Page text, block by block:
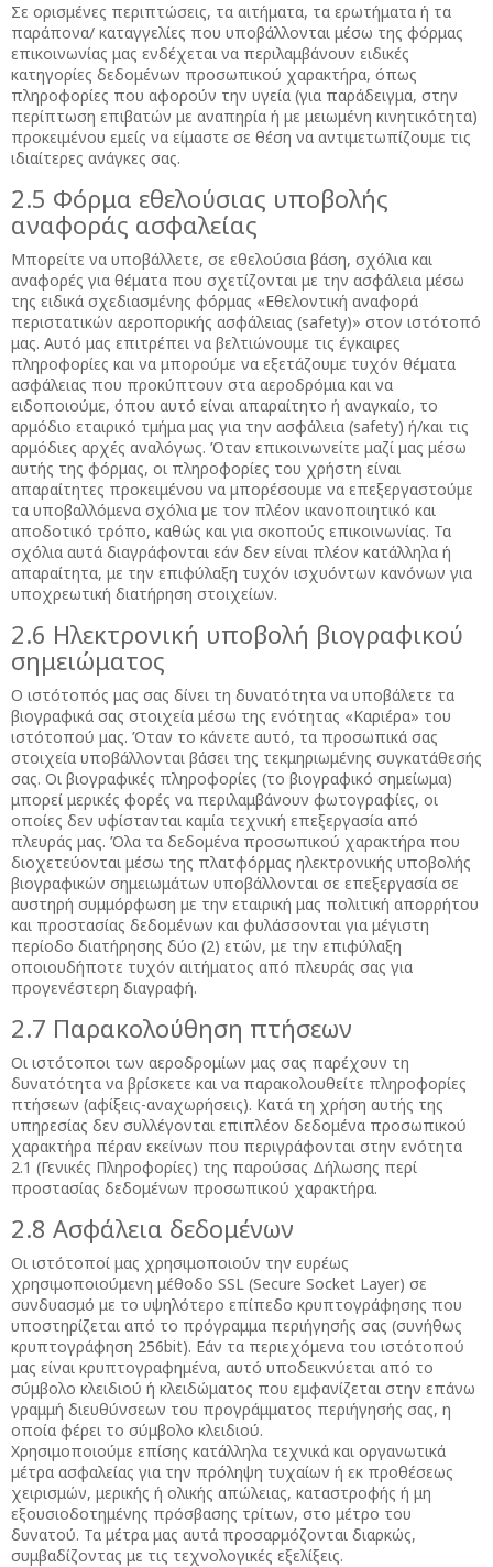
Σε ορισμένες περιπτώσεις, τα αιτήματα, τα ερωτήματα ή τα
παράπονα/ καταγγελίες που υποβάλλονται μέσω της φόρμας
επικοινωνίας μας ενδέχεται να περιλαμβάνουν ειδικές
κατηγορίες δεδομένων προσωπικού χαρακτήρα, όπως
πληροφορίες που αφορούν την υγεία (για παράδειγμα, στην
περίπτωση επιβατών με αναπηρία ή με μειωμένη κινητικότητα)
προκειμένου εμείς να είμαστε σε θέση να αντιμετωπίζουμε τις
ιδιαίτερες ανάγκες σας.
2.5 Φόρμα εθελούσιας υποβολής
αναφοράς ασφαλείας
Μπορείτε να υποβάλλετε, σε εθελούσια βάση, σχόλια και
αναφορές για θέματα που σχετίζονται με την ασφάλεια μέσω
της ειδικά σχεδιασμένης φόρμας «Εθελοντική αναφορά
περιστατικών αεροπορικής ασφάλειας (safety)» στον ιστότοπό
μας. Αυτό μας επιτρέπει να βελτιώνουμε τις έγκαιρες
πληροφορίες και να μπορούμε να εξετάζουμε τυχόν θέματα
ασφάλειας που προκύπτουν στα αεροδρόμια και να
ειδοποιούμε, όπου αυτό είναι απαραίτητο ή αναγκαίο, το
αρμόδιο εταιρικό τμήμα μας για την ασφάλεια (safety) ή/και τις
αρμόδιες αρχές αναλόγως. Όταν επικοινωνείτε μαζί μας μέσω
αυτής της φόρμας, οι πληροφορίες του χρήστη είναι
απαραίτητες προκειμένου να μπορέσουμε να επεξεργαστούμε
τα υποβαλλόμενα σχόλια με τον πλέον ικανοποιητικό και
αποδοτικό τρόπο, καθώς και για σκοπούς επικοινωνίας. Τα
σχόλια αυτά διαγράφονται εάν δεν είναι πλέον κατάλληλα ή
απαραίτητα, με την επιφύλαξη τυχόν ισχυόντων κανόνων για
υποχρεωτική διατήρηση στοιχείων.
2.6 Ηλεκτρονική υποβολή βιογραφικού
σημειώματος
Ο ιστότοπός μας σας δίνει τη δυνατότητα να υποβάλετε τα
βιογραφικά σας στοιχεία μέσω της ενότητας «Καριέρα» του
ιστότοπού μας. Όταν το κάνετε αυτό, τα προσωπικά σας
στοιχεία υποβάλλονται βάσει της τεκμηριωμένης συγκατάθεσής
σας. Οι βιογραφικές πληροφορίες (το βιογραφικό σημείωμα)
μπορεί μερικές φορές να περιλαμβάνουν φωτογραφίες, οι
οποίες δεν υφίστανται καμία τεχνική επεξεργασία από
πλευράς μας. Όλα τα δεδομένα προσωπικού χαρακτήρα που
διοχετεύονται μέσω της πλατφόρμας ηλεκτρονικής υποβολής
βιογραφικών σημειωμάτων υποβάλλονται σε επεξεργασία σε
αυστηρή συμμόρφωση με την εταιρική μας πολιτική απορρήτου
και προστασίας δεδομένων και φυλάσσονται για μέγιστη
περίοδο διατήρησης δύο (2) ετών, με την επιφύλαξη
οποιουδήποτε τυχόν αιτήματος από πλευράς σας για
προγενέστερη διαγραφή.
2.7 Παρακολούθηση πτήσεων
Οι ιστότοποι των αεροδρομίων μας σας παρέχουν τη
δυνατότητα να βρίσκετε και να παρακολουθείτε πληροφορίες
πτήσεων (αφίξεις-αναχωρήσεις). Κατά τη χρήση αυτής της
υπηρεσίας δεν συλλέγονται επιπλέον δεδομένα προσωπικού
χαρακτήρα πέραν εκείνων που περιγράφονται στην ενότητα
2.1 (Γενικές Πληροφορίες) της παρούσας Δήλωσης περί
προστασίας δεδομένων προσωπικού χαρακτήρα.
2.8 Ασφάλεια δεδομένων
Οι ιστότοποί μας χρησιμοποιούν την ευρέως
χρησιμοποιούμενη μέθοδο SSL (Secure Socket Layer) σε
συνδυασμό με το υψηλότερο επίπεδο κρυπτογράφησης που
υποστηρίζεται από το πρόγραμμα περιήγησής σας (συνήθως
κρυπτογράφηση 256bit). Εάν τα περιεχόμενα του ιστότοπού
μας είναι κρυπτογραφημένα, αυτό υποδεικνύεται από το
σύμβολο κλειδιού ή κλειδώματος που εμφανίζεται στην επάνω
γραμμή διευθύνσεων του προγράμματος περιήγησής σας, η
οποία φέρει το σύμβολο κλειδιού.
Χρησιμοποιούμε επίσης κατάλληλα τεχνικά και οργανωτικά
μέτρα ασφαλείας για την πρόληψη τυχαίων ή εκ προθέσεως
χειρισμών, μερικής ή ολικής απώλειας, καταστροφής ή μη
εξουσιοδοτημένης πρόσβασης τρίτων, στο μέτρο του
δυνατού. Τα μέτρα μας αυτά προσαρμόζονται διαρκώς,
συμβαδίζοντας με τις τεχνολογικές εξελίξεις.